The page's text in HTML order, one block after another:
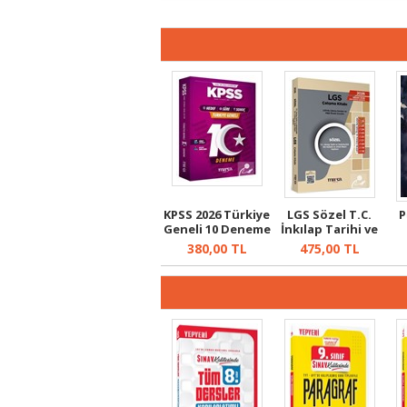
KPSS 2026 Türkiye
Geneli 10 Deneme
Kolay...
380,00TL
LGS Sözel T.C.
İnkılap Tarihi ve
Atatürk...
475,00TL